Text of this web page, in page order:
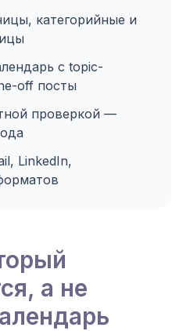
категорийные и
с topic-
off посты
проверкой —
LinkedIn,
а не